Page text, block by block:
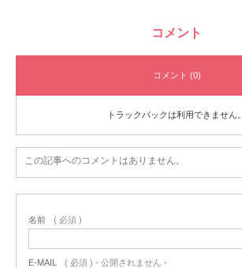
コメント
コメント (0)
トラックバックは利用できません。
この記事へのコメントはありません。
名前 ( 必須 )
E-MAIL ( 必須 ) - 公開されません -